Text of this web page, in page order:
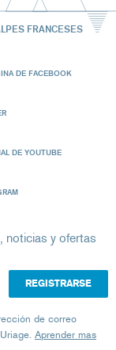
FRANCESES
DE FACEBOOK
DE YOUTUBE
noticias y ofertas
de correo
Aprender mas